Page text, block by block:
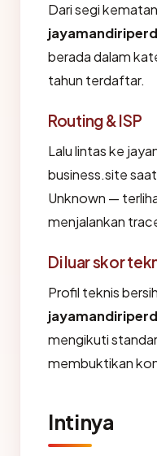
Dari segi
berada dalam
tahun terdaftar.
Routing & ISP
Lalu lintas ke
business.site
Unknown —
menjalankan
Di luar skor
Profil teknis
mengikuti
membuktikan
Intinya